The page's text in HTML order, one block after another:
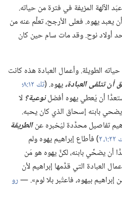
الآلهة المزيفة في فترة من حياته.‏
يعبد يهوه.‏ فعلى الأرجح،‏ تعلَّم عنه من
أولاد نوح.‏ وقد مات سام حين كان
الطويلة.‏ وأعمال العبادة هذه كانت
تتلقى العبادة،‏يهوه.‏ (‏تك ١٢:‏٨؛‏
أن يُعطي يهوه أفضلنوعية؟‏ لا
بابنه إسحاق الذي كان يحبه.‏
تفاصيل محدَّدة ليُخبره عنالطريقة
٢
‏)‏ فأطاع إبراهيم يهوه ولم
أن يضحِّي بابنه،‏ لكنَّ يهوه هو مَن
العبادة التي قدَّمها إبراهيم لأن
بيهوه،‏ فاعتُبر بلا لوم».‏ —‏رو